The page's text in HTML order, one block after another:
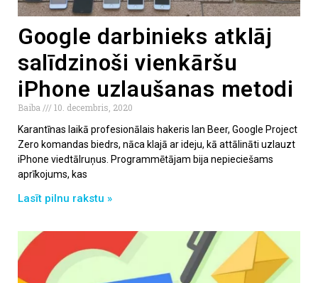
Google darbinieks atklāj
salīdzinoši vienkāršu
iPhone uzlaušanas metodi
Baiba
10. decembris, 2020
Karantīnas laikā profesionālais hakeris Ian Beer, Google Project
Zero komandas biedrs, nāca klajā ar ideju, kā attālināti uzlauzt
iPhone viedtālruņus. Programmētājam bija nepieciešams
aprīkojums, kas
Lasīt pilnu rakstu »